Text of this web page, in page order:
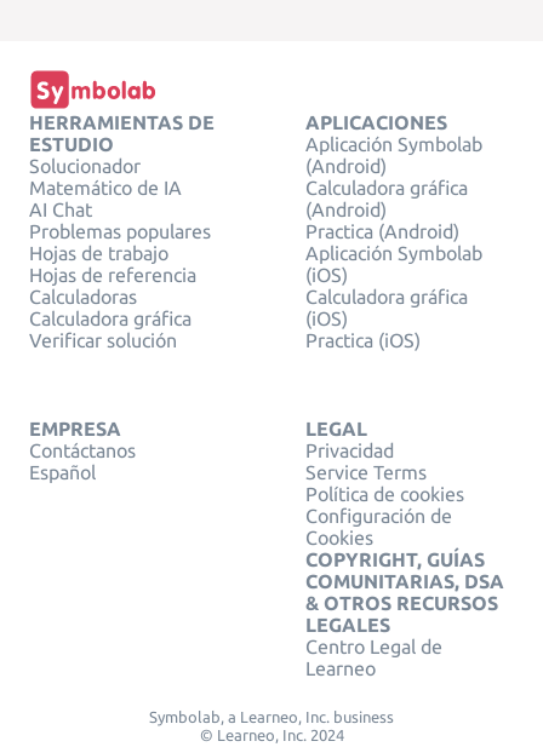
HERRAMIENTAS DE
ESTUDIO
Solucionador
Matemático de IA
AI Chat
Problemas populares
Hojas de trabajo
Hojas de referencia
Calculadoras
Calculadora gráfica
Verificar solución
APLICACIONES
Aplicación Symbolab
(Android)
Calculadora gráfica
(Android)
Practica (Android)
Aplicación Symbolab
(iOS)
Calculadora gráfica
(iOS)
Practica (iOS)
EMPRESA
Contáctanos
Español
LEGAL
Privacidad
Service Terms
Política de cookies
Configuración de
Cookies
COPYRIGHT, GUÍAS
COMUNITARIAS, DSA
& OTROS RECURSOS
LEGALES
Centro Legal de
Learneo
Symbolab, a Learneo, Inc. business
© Learneo, Inc. 2024